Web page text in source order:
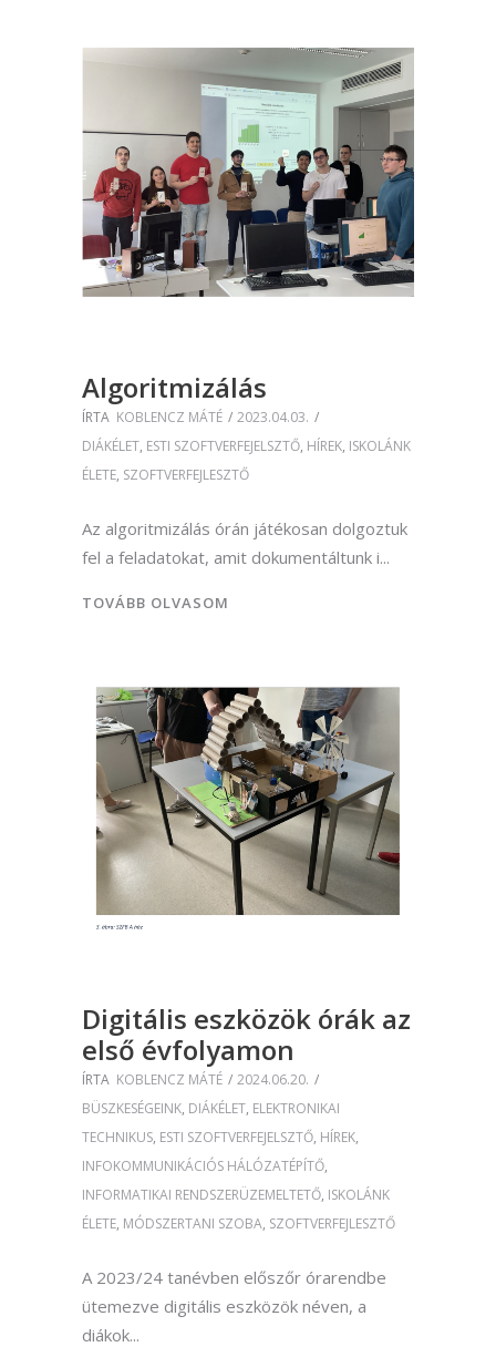
Algoritmizálás
ÍRTA KOBLENCZ MÁTÉ
2023.04.03.
DIÁKÉLET, ESTI SZOFTVERFEJELSZTŐ, HÍREK, ISKOLÁNK
ÉLETE, SZOFTVERFEJLESZTŐ
Az algoritmizálás órán játékosan dolgoztuk
fel a feladatokat, amit dokumentáltunk i
TOVÁBB OLVASOM
Digitális eszközök órák az
első évfolyamon
ÍRTA KOBLENCZ MÁTÉ
2024.06.20.
BÜSZKESÉGEINK, DIÁKÉLET, ELEKTRONIKAI
TECHNIKUS, ESTI SZOFTVERFEJELSZTŐ, HÍREK,
INFOKOMMUNIKÁCIÓS HÁLÓZATÉPÍTŐ,
INFORMATIKAI RENDSZERÜZEMELTETŐ, ISKOLÁNK
ÉLETE, MÓDSZERTANI SZOBA, SZOFTVERFEJLESZTŐ
A 2023/24 tanévben előszőr órarendbe
ütemezve digitális eszközök néven, a
diákok